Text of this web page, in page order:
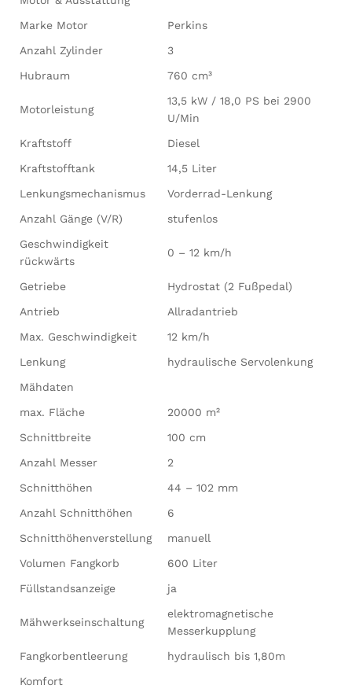
Marke Motor
Perkins
Anzahl Zylinder
3
Hubraum
760 cm³
Motorleistung
13,5 kW / 18,0 PS bei 2900
U/Min
Kraftstoff
Diesel
Kraftstofftank
14,5 Liter
Lenkungsmechanismus
Vorderrad-Lenkung
Anzahl Gänge (V/R)
stufenlos
Geschwindigkeit
rückwärts
0 – 12 km/h
Getriebe
Hydrostat (2 Fußpedal)
Antrieb
Allradantrieb
Max. Geschwindigkeit
12 km/h
Lenkung
hydraulische Servolenkung
Mähdaten
max. Fläche
20000 m²
Schnittbreite
100 cm
Anzahl Messer
2
Schnitthöhen
44 – 102 mm
Anzahl Schnitthöhen
6
Schnitthöhenverstellung
manuell
Volumen Fangkorb
600 Liter
Füllstandsanzeige
ja
Mähwerkseinschaltung
elektromagnetische
Messerkupplung
Fangkorbentleerung
hydraulisch bis 1,80m
Komfort